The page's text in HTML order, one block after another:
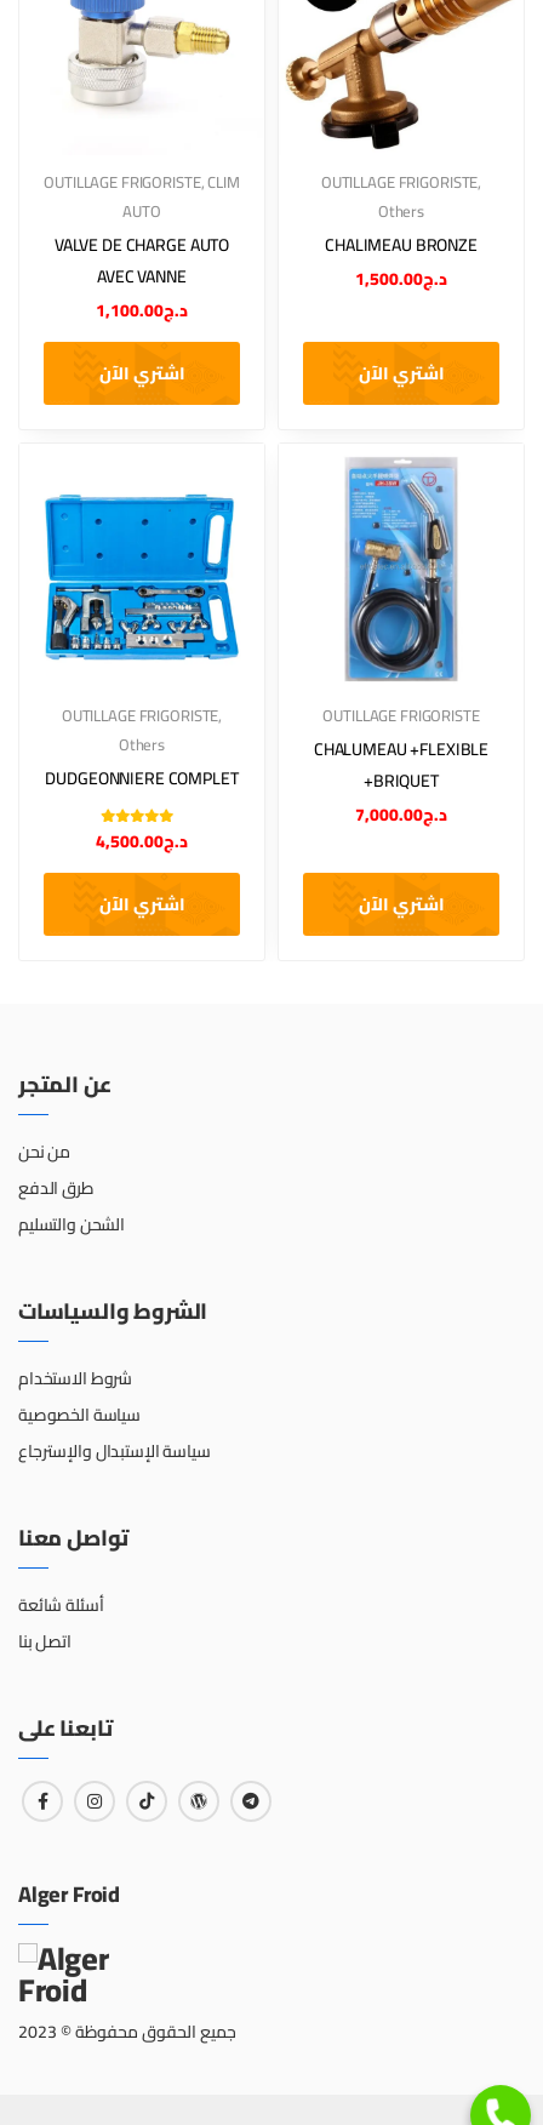
OUTILLAGE FRIGORISTE,CLIM
AUTO
VALVE DE CHARGE AUTO
AVEC VANNE
د.ج1,100.00
اشتري الآن
OUTILLAGE FRIGORISTE,
Others
CHALIMEAU BRONZE
د.ج1,500.00
اشتري الآن
OUTILLAGE FRIGORISTE,
Others
DUDGEONNIERE COMPLET
Note5.00sur
5 د.ج4,500.00
اشتري الآن
OUTILLAGE FRIGORISTE
CHALUMEAU +FLEXIBLE
+BRIQUET
د.ج7,000.00
اشتري الآن
عن المتجر
من نحن
طرق الدفع
الشحن والتسليم
الشروط والسياسات
شروط الاستخدام
سياسة الخصوصية
سياسة الإستبدال والإسترجاع
تواصل معنا
أسئلة شائعة
اتصل بنا
تابعنا على
Alger Froid
جميع الحقوق محفوظة © 2023